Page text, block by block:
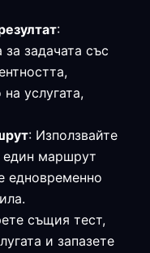
:
задачата със
услугата,
: Използвайте
един маршрут
едновременно
същия тест,
и запазете